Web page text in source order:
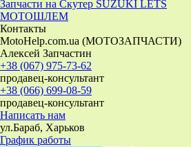
Запчасти на Скутер SUZUKI LETS
МОТОШЛЕМ
Контакты
MotoHelp.com.ua (МОТОЗАПЧАСТИ)
Алексей Запчастин
+38 (067) 975-73-62
продавец-консультант
+38 (066) 699-08-59
продавец-консультант
Написать нам
ул.Бараб, Харьков
График работы